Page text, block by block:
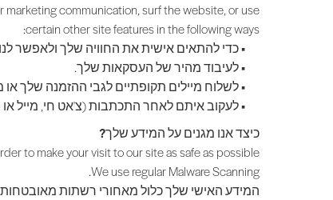
marketing communication, surf the website, or use
certain other site features in the following ways:
•כדי להתאים אישית את החוויה שלך ולאפשר
•לעיבוד מהיר של העסקאות שלך.
•לשלוח מיילים תקופתיים לגבי ההזמנה שלך או
•לעקוב איתם לאחר התכתבות (צ'אט חי, מייל או
כיצד אנו מגנים על המידע שלך?
to make your visit to our site as safe as possible.
We use regular Malware Scanning.
המידע האישי שלך כלול מאחורי רשתות